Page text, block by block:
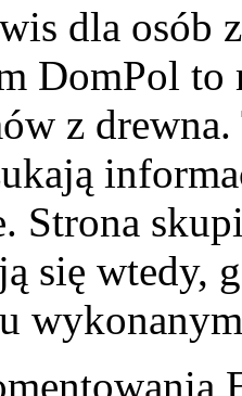
dla osób
DomPol to
z
Strona
się wtedy,